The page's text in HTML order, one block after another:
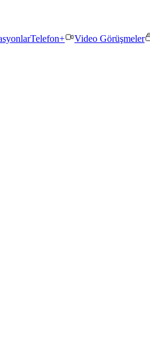
Telefon+ Video Görüşmeler